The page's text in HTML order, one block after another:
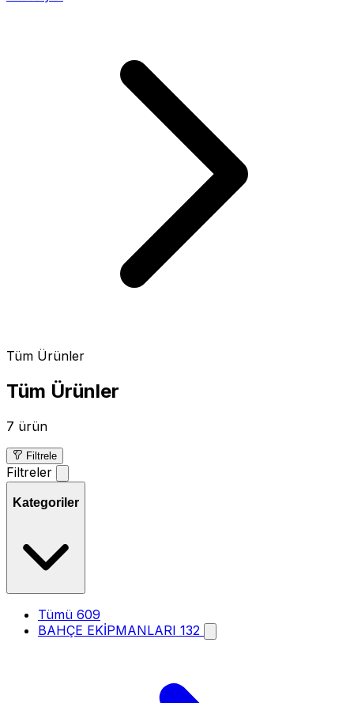
Tüm Ürünler
Tüm Ürünler
7 ürün
Filtrele
Filtreler
Kategoriler
Tümü 609
BAHÇE EKİPMANLARI 132